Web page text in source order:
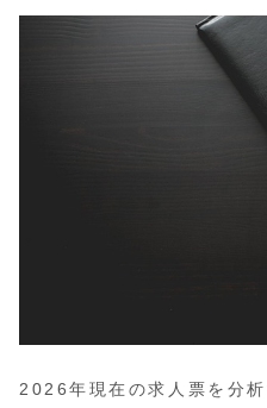
2026年現在の求人票を分